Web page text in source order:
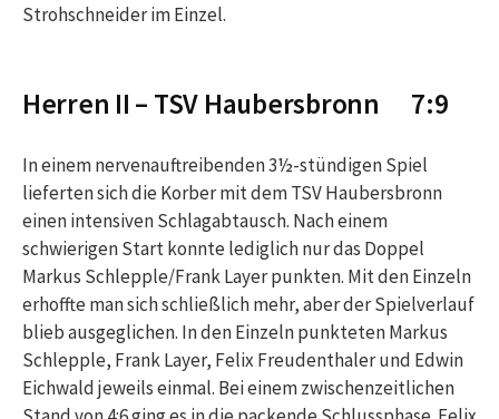
Strohschneider im Einzel.
Herren II – TSV Haubersbronn 7:9
In einem nervenauftreibenden 3½-stündigen Spiel
lieferten sich die Korber mit dem TSV Haubersbronn
einen intensiven Schlagabtausch. Nach einem
schwierigen Start konnte lediglich nur das Doppel
Markus Schlepple/Frank Layer punkten. Mit den Einzeln
erhoffte man sich schließlich mehr, aber der Spielverlauf
blieb ausgeglichen. In den Einzeln punkteten Markus
Schlepple, Frank Layer, Felix Freudenthaler und Edwin
Eichwald jeweils einmal. Bei einem zwischenzeitlichen